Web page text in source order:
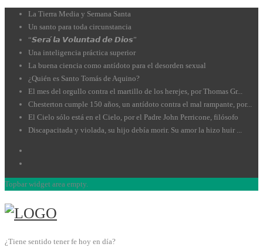
La Tierra Media y Semana Santa
Un santo para toda circunstancia
“𝙎𝙚𝙧𝙖́ 𝙡𝙖 𝙑𝙤𝙡𝙪𝙣𝙩𝙖𝙙 𝙙𝙚 𝘿𝙞𝙤𝙨”
Una inteligencia práctica superior
La buena ciencia como antídoto para el desorden sexual
¿Quién es Santo Tomás de Aquino?
El mes del orgullo contra el martillo de los herejes, por Thomas Gr...
Chesterton cumple 150 años, un antídoto contra el mal rampante, por...
El Cielo sólo está en el Cielo, por el Padre John Perricone, filósofo
Discapacitada y violada, su hijo debía morir. Su amor la hizo huir ...
Topbar widget area empty.
¿Tiene sentido tener fe hoy en día?